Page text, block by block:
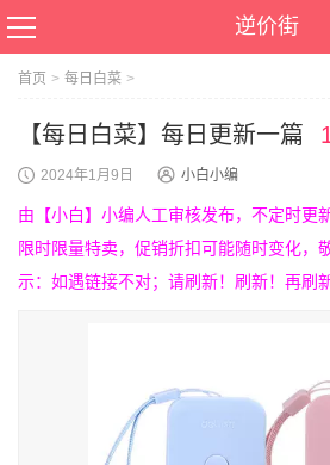
逆价街
首页 > 每日白菜 >
【每日白菜】每日更新一篇
2024年1月9日 小白小编
由【小白】小编人工审核发布，不定时更
限时限量特卖，促销折扣可能随时变化，
示：如遇链接不对；请刷新！刷新！再刷新